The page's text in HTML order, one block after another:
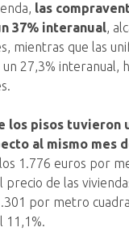
las
37% interanual,
mientras que las
27,3% interanual,
los pisos tuvieron
al mismo mes
1.776 euros por
precio de las
por metro
11,1%.